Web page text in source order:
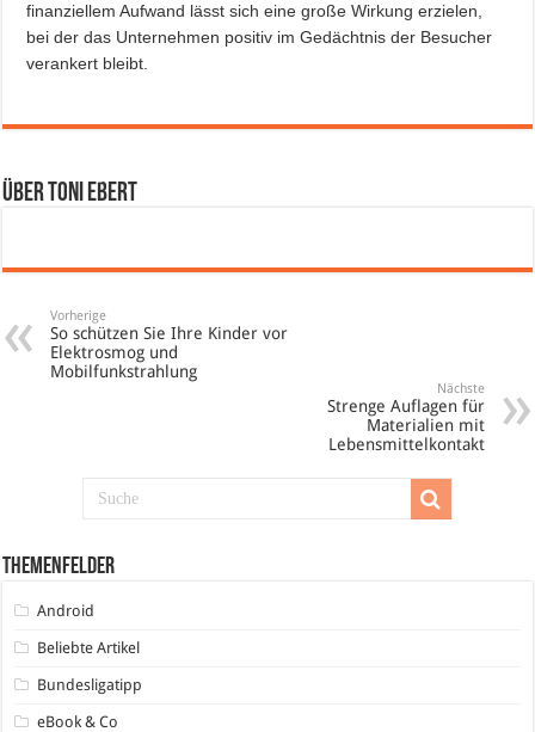
finanziellem Aufwand lässt sich eine große Wirkung erzielen,
bei der das Unternehmen positiv im Gedächtnis der Besucher
verankert bleibt.
Über Toni Ebert
Vorherige
So schützen Sie Ihre Kinder vor
Elektrosmog und
Mobilfunkstrahlung
Nächste
Strenge Auflagen für
Materialien mit
Lebensmittelkontakt
Themenfelder
Android
Beliebte Artikel
Bundesligatipp
eBook & Co